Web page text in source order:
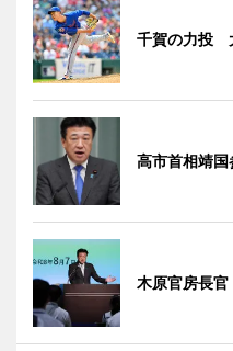
千賀の力投
高市首相靖国
木原官房長官